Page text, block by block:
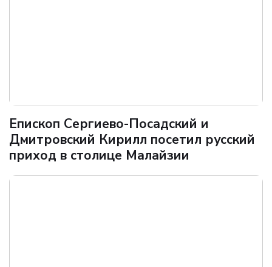
Епископ Сергиево-Посадский и
Дмитровский Кирилл посетил русский
приход в столице Малайзии